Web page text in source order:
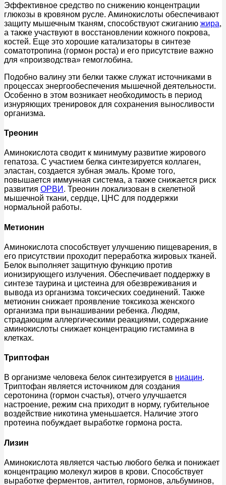
Эффективное средство по снижению концентрации
глюкозы в кровяном русле. Аминокислоты обеспечивают
защиту мышечным тканям, способствуют сжиганию жира,
а также участвуют в восстановлении кожного покрова,
костей. Еще это хорошие катализаторы в синтезе
соматотропина (гормон роста) и его присутствие важно
для «производства» гемоглобина.
Подобно валину эти белки также служат источниками в
процессах энергообеспечения мышечной деятельности.
Особенно в этом возникает необходимость в период
изнуряющих тренировок для сохранения выносливости
организма.
Треонин
Аминокислота сводит к минимуму развитие жирового
гепатоза. С участием белка синтезируется коллаген,
эластан, создается зубная эмаль. Кроме того,
повышается иммунная система, а также снижается риск
развития ОРВИ . Треонин локализован в скелетной
мышечной ткани, сердце, ЦНС для поддержки
нормальной работы.
Метионин
Аминокислота способствует улучшению пищеварения, в
его присутствии проходит переработка жировых тканей.
Белок выполняет защитную функцию против
ионизирующего излучения. Обеспечивает поддержку в
синтезе таурина и цистеина для обезвреживания и
вывода из организма токсических соединений. Также
метионин снижает проявление токсикоза женского
организма при вынашивании ребенка. Людям,
страдающим аллергическими реакциями, содержание
аминокислоты снижает концентрацию гистамина в
клетках.
Триптофан
В организме человека белок синтезируется в ниацин.
Триптофан является источником для создания
серотонина (гормон счастья), отчего улучшается
настроение, режим сна приходит в норму, губительное
воздействие никотина уменьшается. Наличие этого
протеина побуждает выработке гормона роста.
Лизин
Аминокислота является частью любого белка и понижает
концентрацию молекул жиров в крови. Способствует
выработке ферментов, антител, гормонов, альбуминов,